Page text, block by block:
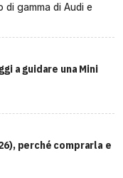
gamma di Audi e
a guidare una Mini
perché comprarla e